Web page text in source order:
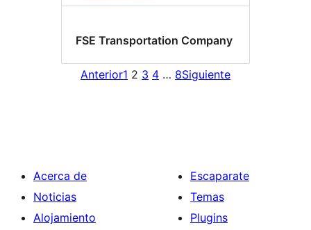
FSE Transportation Company
Anterior1 2 3 4 … 8Siguiente
Acerca de
Noticias
Alojamiento
Escaparate
Temas
Plugins